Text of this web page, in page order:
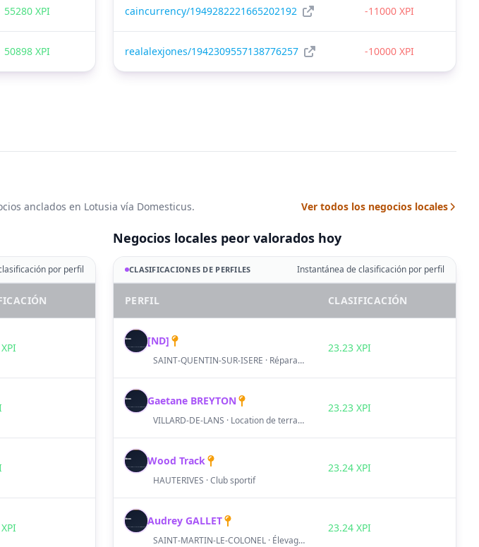
55280 XPI
50898 XPI
caincurrency/1949282221665202192 -11000 XPI
realalexjones/1942309557138776257 -10000 XPI
anclados en Lotusia vía Domesticus. Ver todos los negocios locales
por perfil
Negocios locales peor valorados hoy
CLASIFICACIONES DE PERFILES Instantánea de clasificación por perfil
PERFIL CLASIFICACIÓN
[ND]
SAINT-QUENTIN-SUR-ISERE · Réparation autres biens personnels
23.23 XPI
Gaetane BREYTON
VILLARD-DE-LANS · Location de terrains et locaux
23.23 XPI
Wood Track
HAUTERIVES · Club sportif
23.24 XPI
Audrey GALLET
SAINT-MARTIN-LE-COLONEL · Élevage d'autres animaux
23.24 XPI